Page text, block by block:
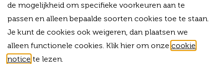
IBAN NL06RABO0325754756
KVK 42015583
BTW-ID NL869303703B01
Bekijk onze algemene voorwaarden
de mogelijkheid om specifieke voorkeuren aan te
passen en alleen bepaalde soorten cookies toe te staan.
Je kunt de cookies ook weigeren, dan plaatsen we
alleen functionele cookies. Klik hier om onze cookie
notice te lezen.